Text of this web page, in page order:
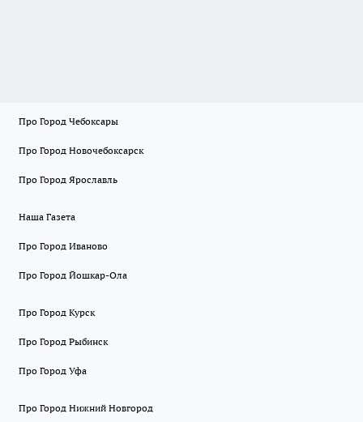
Про Город Чебоксары
Про Город Новочебоксарск
Про Город Ярославль
Наша Газета
Про Город Иваново
Про Город Йошкар-Ола
Про Город Курск
Про Город Рыбинск
Про Город Уфа
Про Город Нижний Новгород